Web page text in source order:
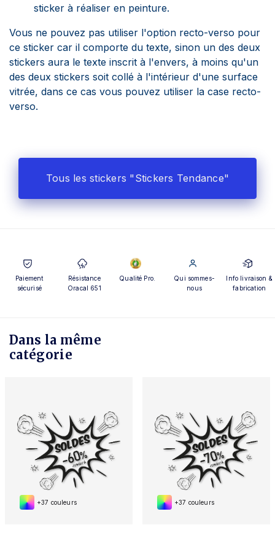
sticker à réaliser en peinture.
Vous ne pouvez pas utiliser l'option recto-verso pour
ce sticker car il comporte du texte, sinon un des deux
stickers aura le texte inscrit à l'envers, à moins qu'un
des deux stickers soit collé à l'intérieur d'une surface
vitrée, dans ce cas vous pouvez utiliser la case recto-
verso.
Tous les stickers "Stickers Tendance"
Paiement
sécurisé
Résistance
Oracal 651
Qualité Pro.
Qui sommes-
nous
Info livraison &
fabrication
Dans la même
catégorie
+37 couleurs +37 couleurs